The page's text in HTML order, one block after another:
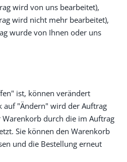
wird von uns bearbeitet),
wird nicht mehr bearbeitet),
wurde von Ihnen oder uns
ist, können verändert
auf "Ändern" wird der Auftrag
durch die im Auftrag
Sie können den Warenkorb
und die Bestellung erneut